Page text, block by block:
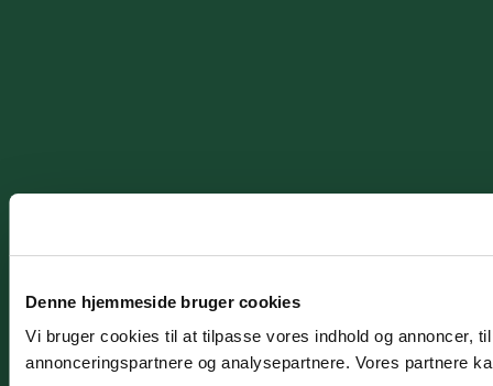
Denne hjemmeside bruger cookies
Vi bruger cookies til at tilpasse vores indhold og annoncer,
annonceringspartnere og analysepartnere. Vores partnere